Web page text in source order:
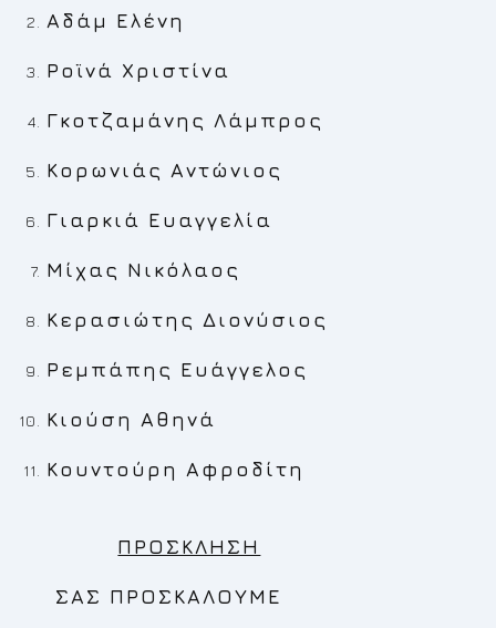
Αδάμ Ελένη
Ροϊνά Χριστίνα
Γκοτζαμάνης Λάμπρος
Κορωνιάς Αντώνιος
Γιαρκιά Ευαγγελία
Μίχας Νικόλαος
Κερασιώτης Διονύσιος
Ρεμπάπης Ευάγγελος
Κιούση Αθηνά
Κουντούρη Αφροδίτη
ΠΡΟΣΚΛΗΣΗ
ΣΑΣ ΠΡΟΣΚΑΛΟΥΜΕ